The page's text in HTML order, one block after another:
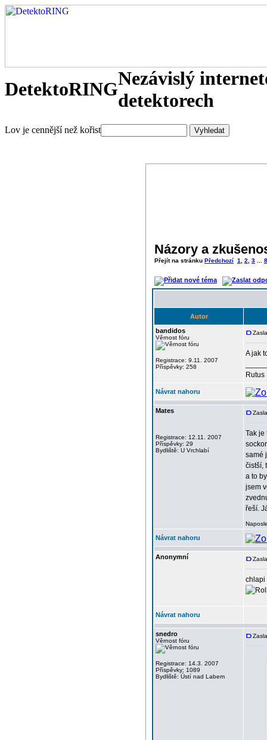
DetektoRINGNezávislý
detektorech
Lov je cennější než kořist
Názory a
Přejít na stránku Předchozí 1 2 3 8
Autor
bandidos
Věrnost fóru
Registrace: 9.11. 2007
Příspěvky: 258
A jak
Rutus
Návrat nahoru
Mates
Registrace: 12.11. 2007
Příspěvky: 29
Bydliště: U Vrchlabí
Tak je
samé
čistší,
a to
jsem
řeší.
Návrat nahoru
Anonymní
chlapi
Návrat nahoru
snedro
Věrnost fóru
Registrace: 14.3. 2007
Příspěvky: 1089
Bydliště: Ústí nad Labem